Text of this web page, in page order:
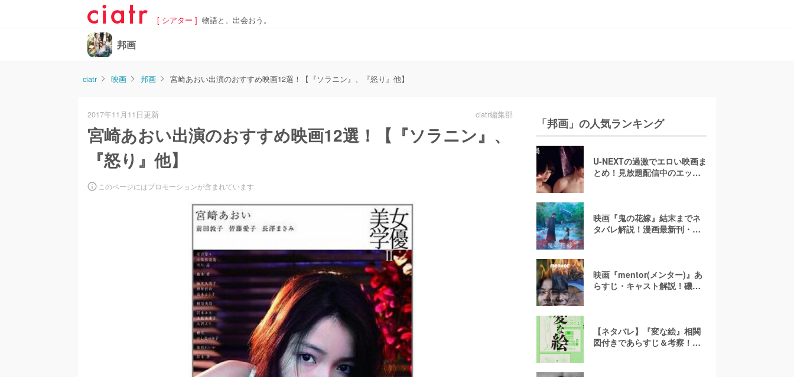
[ シアター ] 物語と、出会おう。
邦画
ciatr 映画 邦画 宮崎あおい出演のおすすめ映画12選！【『ソラニン』、『怒り』他】
2017年11月11日更新 ciatr編集部
宮崎あおい出演のおすすめ映画12選！【『ソラニン』、
『怒り』他】
このページにはプロモーションが含まれています
「邦画」の人気ランキング
U-NEXTの過激でエロい映画ま
とめ！見放題配信中のエッチ
映画『鬼の花嫁』結末までネ
タバレ解説！漫画最新刊・小
映画『mentor(メンター)』あ
らすじ・キャスト解説！磯村
メント
【ネタバレ】『変な絵』相関
図付きであらすじ＆考察！重